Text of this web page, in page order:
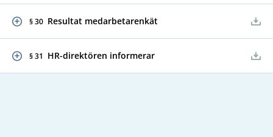
§ 30 Resultat medarbetarenkät
§ 31 HR-direktören informerar